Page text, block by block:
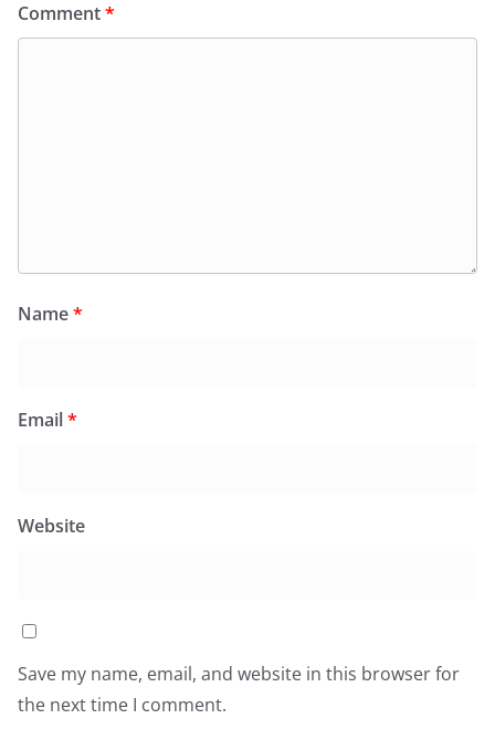
Comment*
Name*
Email*
Website
Save my name, email, and website in this browser for
the next time I comment.